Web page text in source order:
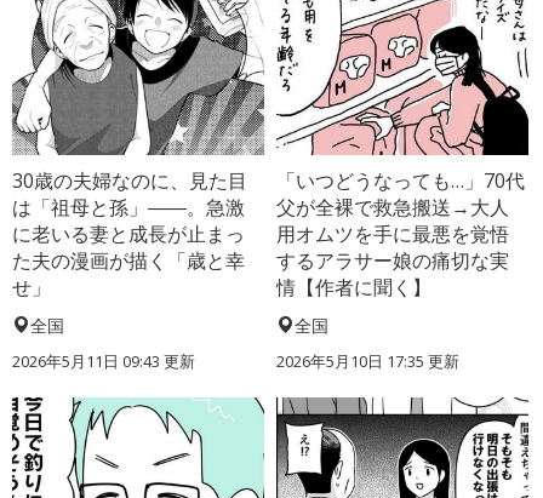
30歳の夫婦なのに、見た目
は「祖母と孫」――。急激
に老いる妻と成長が止まっ
た夫の漫画が描く「歳と幸
せ」
全国
2026年5月11日 09:43 更新
「いつどうなっても…」70代
父が全裸で救急搬送→大人
用オムツを手に最悪を覚悟
するアラサー娘の痛切な実
情【作者に聞く】
全国
2026年5月10日 17:35 更新